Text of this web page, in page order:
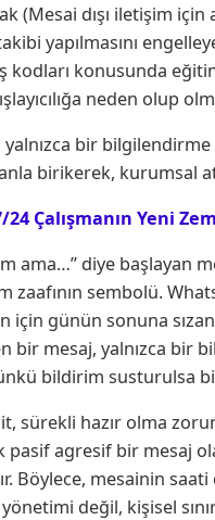
(Mesai dışı iletişim için
yapılmasını
kodları konusunda
neden olup
yalnızca bir
birikerek, kurumsal
Çalışmanın Yeni
ama…” diye başlayan
sembolü.
için günün sonuna
bir mesaj, yalnızca bir
bildirim susturulsa
sürekli hazır olma
agresif bir mesaj
Böylece, mesainin
değil, kişisel